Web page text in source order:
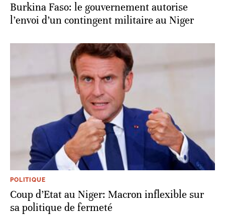
Burkina Faso: le gouvernement autorise
l’envoi d’un contingent militaire au Niger
POLITIQUE
Coup d’Etat au Niger: Macron inflexible sur
sa politique de fermeté